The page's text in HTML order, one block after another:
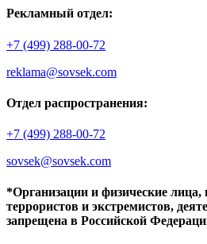
Рекламный отдел:
+7 (499) 288-00-72
reklama@sovsek.com
Отдел распространения:
+7 (499) 288-00-72
sovsek@sovsek.com
*Организации и физические лица,
террористов и экстремистов,
запрещена в Российской